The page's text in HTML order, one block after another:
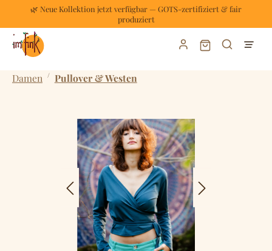
Zum Hauptinhalt springen
🌿 Neue Kollektion jetzt verfügbar — GOTS-zertifiziert & fair
produziert
Warenkorb
Damen / Pullover & Westen
Bildergalerie überspringen